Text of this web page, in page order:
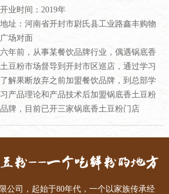
开业时间：2019年
地址：河南省开封市尉氏县工业路鑫丰购物
广场对面
六年前，从事某餐饮品牌行业，偶遇锅底香
土豆粉市场督导到开封市区巡店，通过学习
了解果断放弃之前加盟餐饮品牌，到总部学
习产品理论和产品技术后加盟锅底香土豆粉
品牌，目前已开三家锅底香土豆粉门店
司，起始于80年代，一个以家族传承经